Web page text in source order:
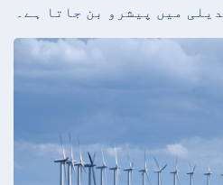
میں پیشرو بن جاتا ہے۔